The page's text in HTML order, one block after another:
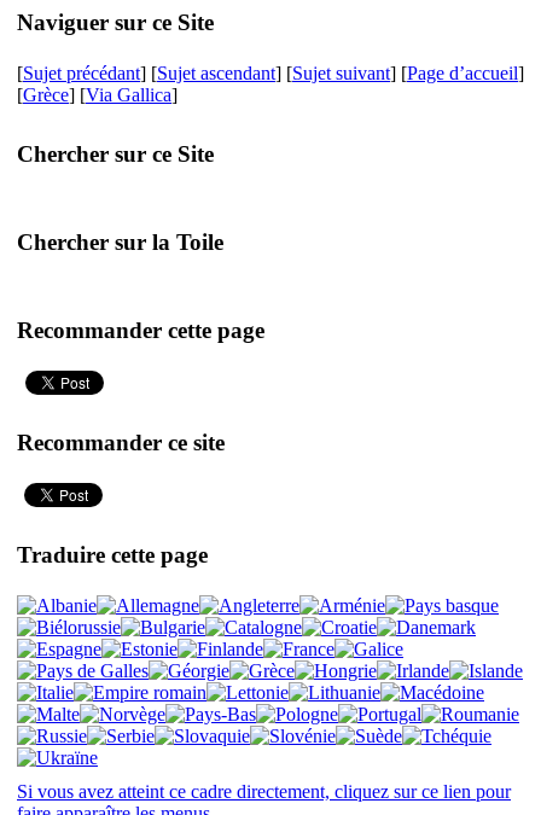
Naviguer sur ce Site
[Sujet précédant] [Sujet ascendant] [Sujet suivant] [Page d’accueil]
[Grèce] [Via Gallica]
Chercher sur ce Site
Chercher sur la Toile
Recommander cette page
Recommander ce site
Traduire cette page
Si vous avez atteint ce cadre directement, cliquez sur ce lien pour